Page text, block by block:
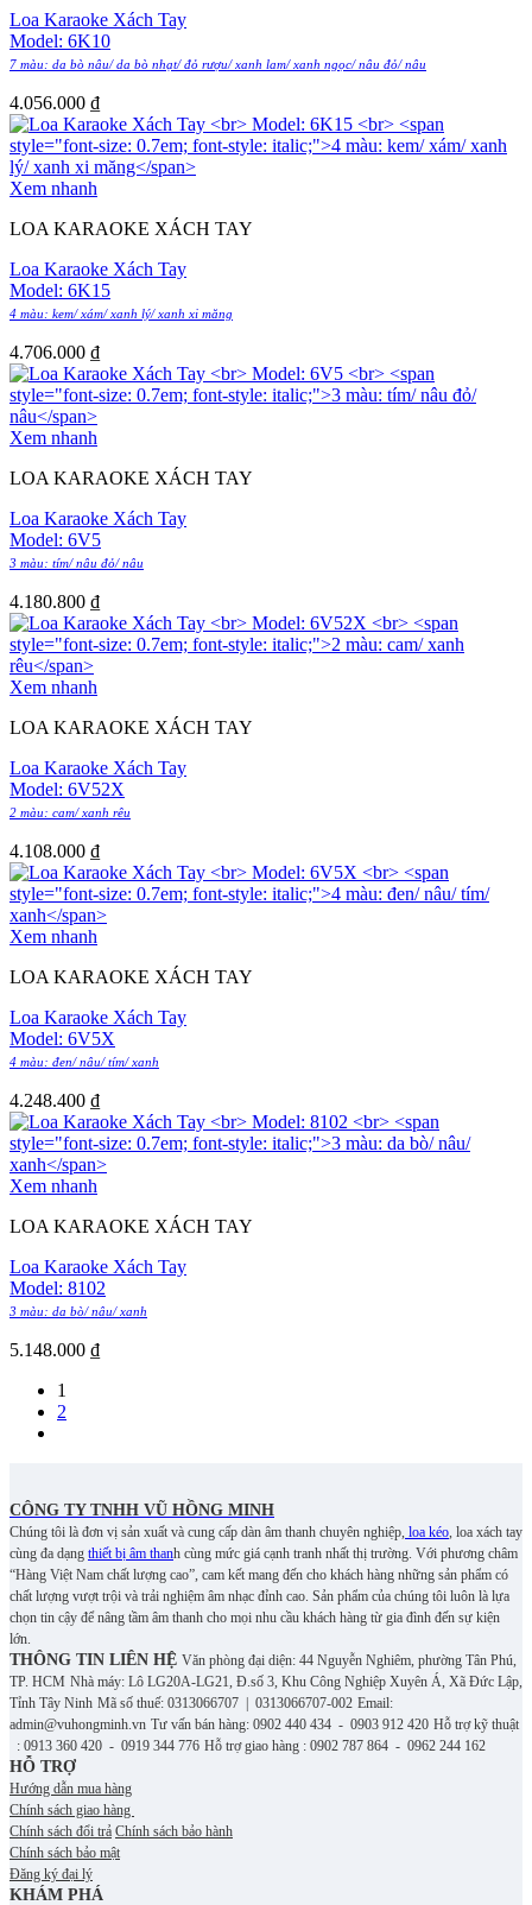
Loa Karaoke Xách Tay
Model: 6K10
7 màu: da bò nâu/ da bò nhạt/ đỏ rượu/ xanh lam/ xanh ngọc/ nâu đỏ/ nâu
4.056.000 ₫
Xem nhanh
LOA KARAOKE XÁCH TAY
Loa Karaoke Xách Tay
Model: 6K15
4 màu: kem/ xám/ xanh lý/ xanh xi măng
4.706.000 ₫
Xem nhanh
LOA KARAOKE XÁCH TAY
Loa Karaoke Xách Tay
Model: 6V5
3 màu: tím/ nâu đỏ/ nâu
4.180.800 ₫
Xem nhanh
LOA KARAOKE XÁCH TAY
Loa Karaoke Xách Tay
Model: 6V52X
2 màu: cam/ xanh rêu
4.108.000 ₫
Xem nhanh
LOA KARAOKE XÁCH TAY
Loa Karaoke Xách Tay
Model: 6V5X
4 màu: đen/ nâu/ tím/ xanh
4.248.400 ₫
Xem nhanh
LOA KARAOKE XÁCH TAY
Loa Karaoke Xách Tay
Model: 8102
3 màu: da bò/ nâu/ xanh
5.148.000 ₫
1
2
CÔNG TY TNHH VŨ HỒNG MINH
Chúng tôi là đơn vị sản xuất và cung cấp dàn âm thanh chuyên nghiệp, loa kéo, loa xách tay
cùng đa dạng thiết bị âm thanh cùng mức giá cạnh tranh nhất thị trường. Với phương châm
“Hàng Việt Nam chất lượng cao”, cam kết mang đến cho khách hàng những sản phẩm có
chất lượng vượt trội và trải nghiệm âm nhạc đỉnh cao. Sản phẩm của chúng tôi luôn là lựa
chọn tin cậy để nâng tầm âm thanh cho mọi nhu cầu khách hàng từ gia đình đến sự kiện
lớn.
THÔNG TIN LIÊN HỆ Văn phòng đại diện: 44 Nguyễn Nghiêm, phường Tân Phú,
TP. HCM Nhà máy: Lô LG20A-LG21, Đ.số 3, Khu Công Nghiệp Xuyên Á, Xã Đức Lập,
Tỉnh Tây Ninh Mã số thuế: 0313066707 | 0313066707-002 Email:
admin@vuhongminh.vn Tư vấn bán hàng: 0902 440 434 - 0903 912 420 Hỗ trợ kỹ thuật
: 0913 360 420 - 0919 344 776 Hỗ trợ giao hàng : 0902 787 864 - 0962 244 162
HỖ TRỢ
Hướng dẫn mua hàng
Chính sách giao hàng
Chính sách đổi trả Chính sách bảo hành
Chính sách bảo mật
Đăng ký đại lý
KHÁM PHÁ